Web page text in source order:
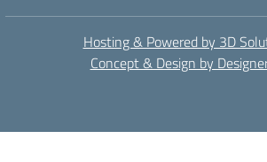
Hosting & Powered by 3D
Concept & Design by